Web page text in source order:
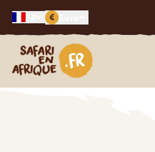
€
Safari en Afrique